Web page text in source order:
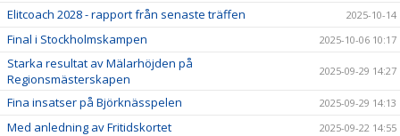
Elitcoach 2028 - rapport från senaste träffen 2025-10-14
Final i Stockholmskampen 2025-10-06 10:17
Starka resultat av Mälarhöjden på
Regionsmästerskapen
2025-09-29 14:27
Fina insatser på Björknässpelen 2025-09-29 14:13
Med anledning av Fritidskortet 2025-09-22 14:55